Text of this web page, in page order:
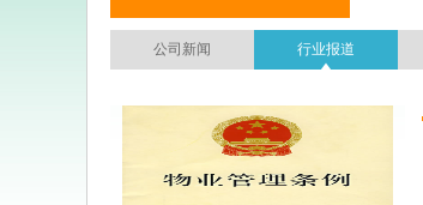
公司新闻 行业报道